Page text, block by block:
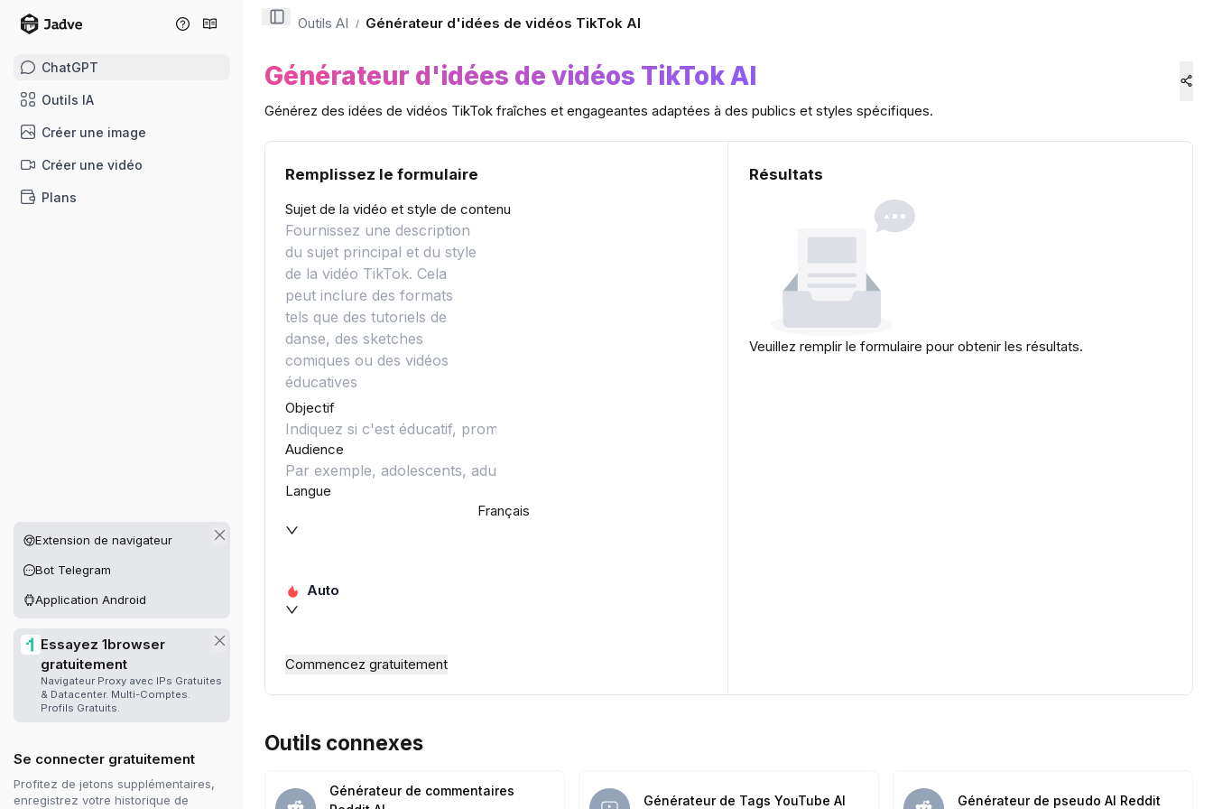
ChatGPT
Outils IA
Créer une image
Créer une vidéo
Plans
Autres plateformes disponibles
Extension de navigateur
Bot Telegram
Application Android
Essayez 1browser
gratuitement
Navigateur Proxy avec IPs Gratuites
& Datacenter. Multi-Comptes.
Profils Gratuits.
Se connecter gratuitement
Profitez de jetons supplémentaires,
enregistrez votre historique de
Outils AI / Générateur d'idées de vidéos TikTok AI
Générateur d'idées de vidéos TikTok AI
Générez des idées de vidéos TikTok fraîches et engageantes adaptées à des publics et styles spécifiques.
Remplissez le formulaire
Sujet de la vidéo et style de contenu
Objectif
Audience
Langue
Français
Auto
Commencez gratuitement
Résultats
Veuillez remplir le formulaire pour obtenir les résultats.
Outils connexes
Générateur de commentaires
Générateur de Tags YouTube AI Générateur de pseudo AI Reddit